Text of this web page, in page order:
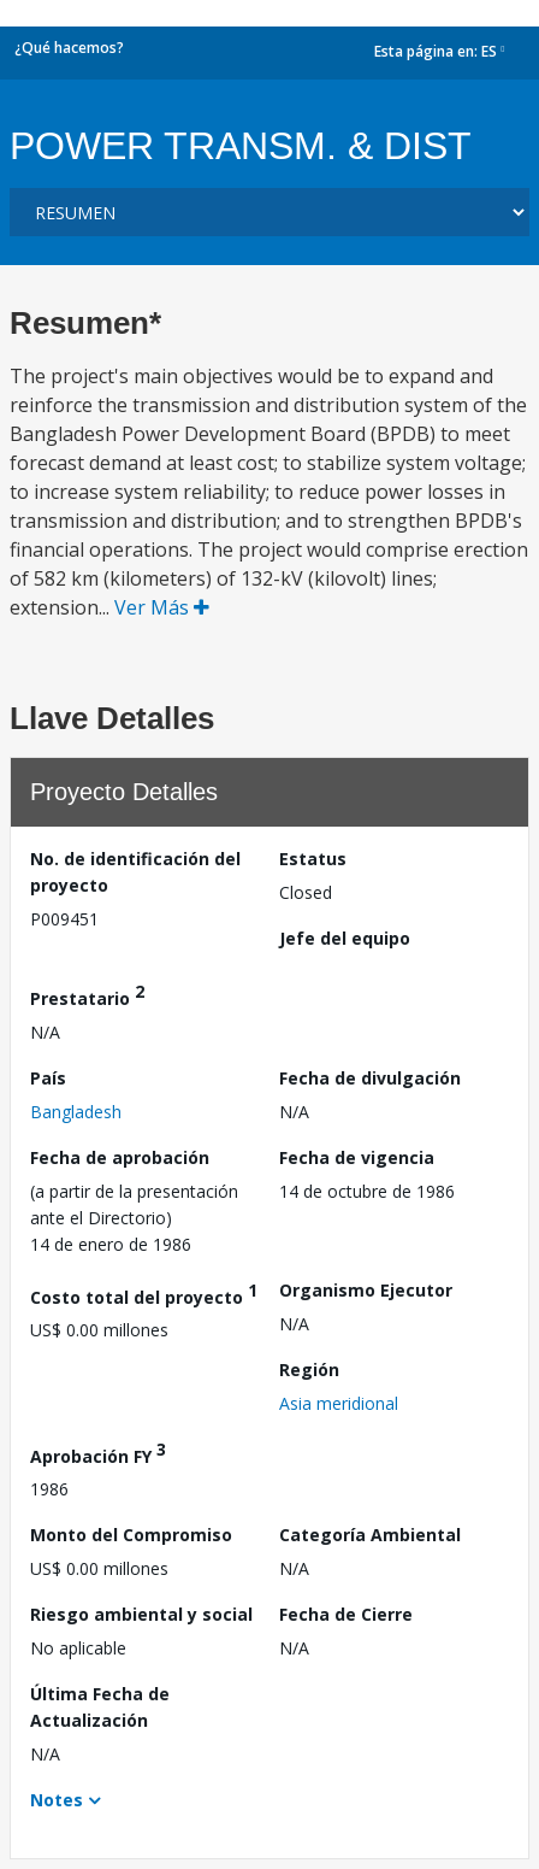
¿Qué hacemos? Esta página en: ES
POWER TRANSM. & DIST
Resumen*
The project's main objectives would be to expand and
reinforce the transmission and distribution system of the
Bangladesh Power Development Board (BPDB) to meet
forecast demand at least cost; to stabilize system voltage;
to increase system reliability; to reduce power losses in
transmission and distribution; and to strengthen BPDB's
financial operations. The project would comprise erection
of 582 km (kilometers) of 132-kV (kilovolt) lines;
extension... Ver Más
Llave Detalles
Proyecto Detalles
No. de identificación del
proyecto
P009451
Estatus
Closed
Jefe del equipo
Prestatario 2
N/A
País
Bangladesh
Fecha de divulgación
N/A
Fecha de aprobación
(a partir de la presentación
ante el Directorio)
14 de enero de 1986
Fecha de vigencia
14 de octubre de 1986
Costo total del proyecto 1
US$ 0.00 millones
Organismo Ejecutor
N/A
Región
Asia meridional
Aprobación FY3
1986
Monto del Compromiso
US$ 0.00 millones
Categoría Ambiental
N/A
Riesgo ambiental y social
No aplicable
Fecha de Cierre
N/A
Última Fecha de
Actualización
N/A
Notes